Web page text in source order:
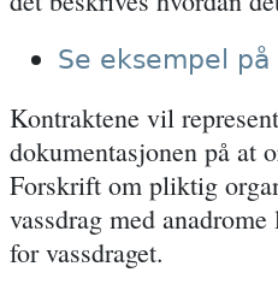
Se eksempel
Kontraktene vil
dokumentasjonen på at
Forskrift om pliktig
vassdrag med
for vassdraget.